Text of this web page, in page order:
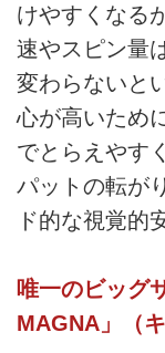
けやすくなる
速やスピン量
変わらないと
心が高いため
でとらえやす
パットの転が
ド的な視覚的
唯一のビッグ
MAGNA」（